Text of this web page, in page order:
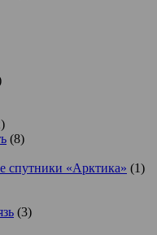
(8)
спутники «Арктика» (1)
(3)